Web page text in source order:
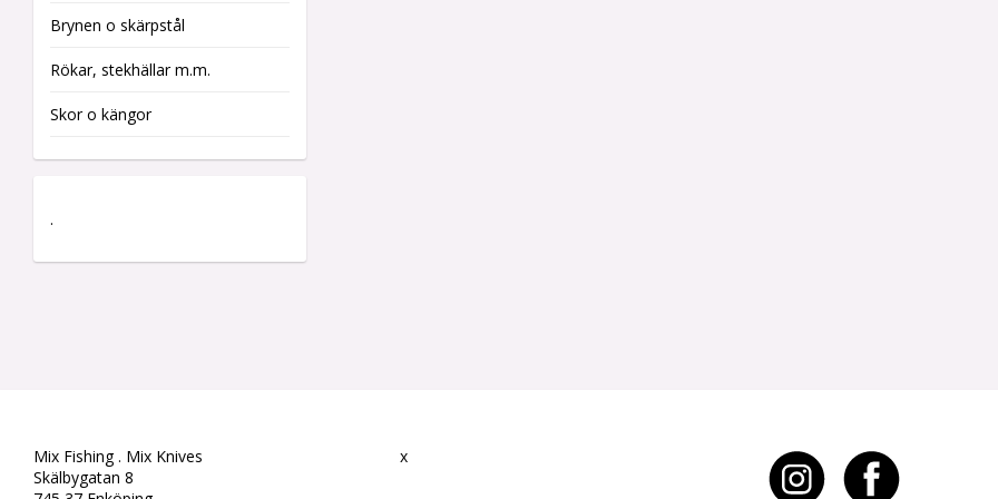
Brynen o skärpstål
Rökar, stekhällar m.m.
Skor o kängor
.
Mix Fishing . Mix Knives
Skälbygatan 8
x